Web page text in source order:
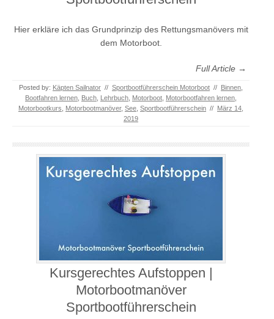
Hier erkläre ich das Grundprinzip des Rettungsmanövers mit
dem Motorboot.
Full Article →
Posted by: Käpten Sailnator // Sportbootführerschein Motorboot // Binnen
Bootfahren lernen Buch Lehrbuch Motorboot Motorbootfahren lernen
Motorbootkurs
Motorbootmanöver, See Sportbootführerschein // März 14,
2019
Kursgerechtes Aufstoppen |
Motorbootmanöver
Sportbootführerschein